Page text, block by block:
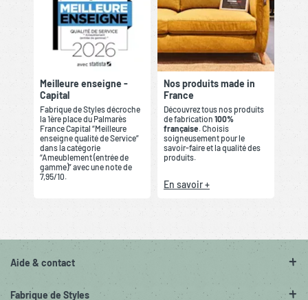
Meilleure enseigne -
Capital
Fabrique de Styles décroche
la 1ère place du Palmarès
France Capital “Meilleure
enseigne qualité de Service”
dans la catégorie
“Ameublement (entrée de
gamme)” avec une note de
7,95/10.
Nos produits made in
France
Découvrez tous nos produits
de fabrication 100%
française . Choisis
soigneusement pour le
savoir-faire et la qualité des
produits.
En savoir +
Aide & contact
Fabrique de Styles